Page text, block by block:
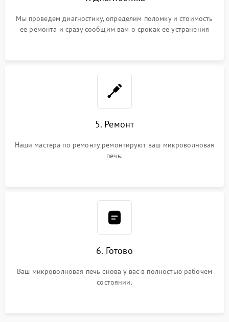
Мы проведем диагностику, определим поломку и стоимость
ее ремонта и сразу сообщим вам о сроках ее устранения
5. Ремонт
Наши мастера по ремонту ремонтируют ваш микроволновая
печь.
6. Готово
Ваш микроволновая печь снова у вас в полностью рабочем
состоянии.